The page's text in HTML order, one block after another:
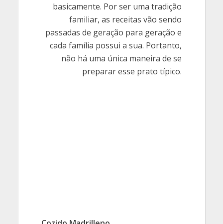
basicamente. Por ser uma tradição
familiar, as receitas vão sendo
passadas de geração para geração e
cada família possui a sua. Portanto,
não há uma única maneira de se
preparar esse prato típico.